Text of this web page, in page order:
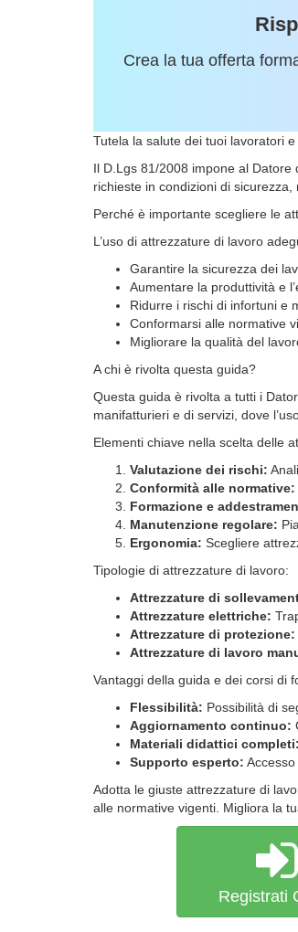
Crea la tua offerta
Tutela la salute dei tuoi lavoratori
Il D.Lgs 81/2008 impone al
richieste in condizioni di sicurezza,
Perché è importante scegliere le
L’uso di attrezzature di lavoro
Garantire la sicurezza dei
Aumentare la produttività e
Ridurre i rischi di infortuni e
Conformarsi alle normative
Migliorare la qualità del
A chi è rivolta questa guida?
Questa guida è rivolta a tutti i
manifatturieri e di servizi, dove
Elementi chiave nella scelta delle
Valutazione dei rischi:
Conformità alle normative:
Formazione e
Manutenzione regolare:
Ergonomia: Scegliere
Tipologie di attrezzature di lavoro:
Attrezzature di
Attrezzature elettriche:
Attrezzature di protezione:
Attrezzature di lavoro
Vantaggi della guida e dei corsi di
Flessibilità: Possibilità di
Aggiornamento continuo:
Materiali didattici completi:
Supporto esperto:
Adotta le giuste attrezzature di
alle normative vigenti. Migliora la
Registrati